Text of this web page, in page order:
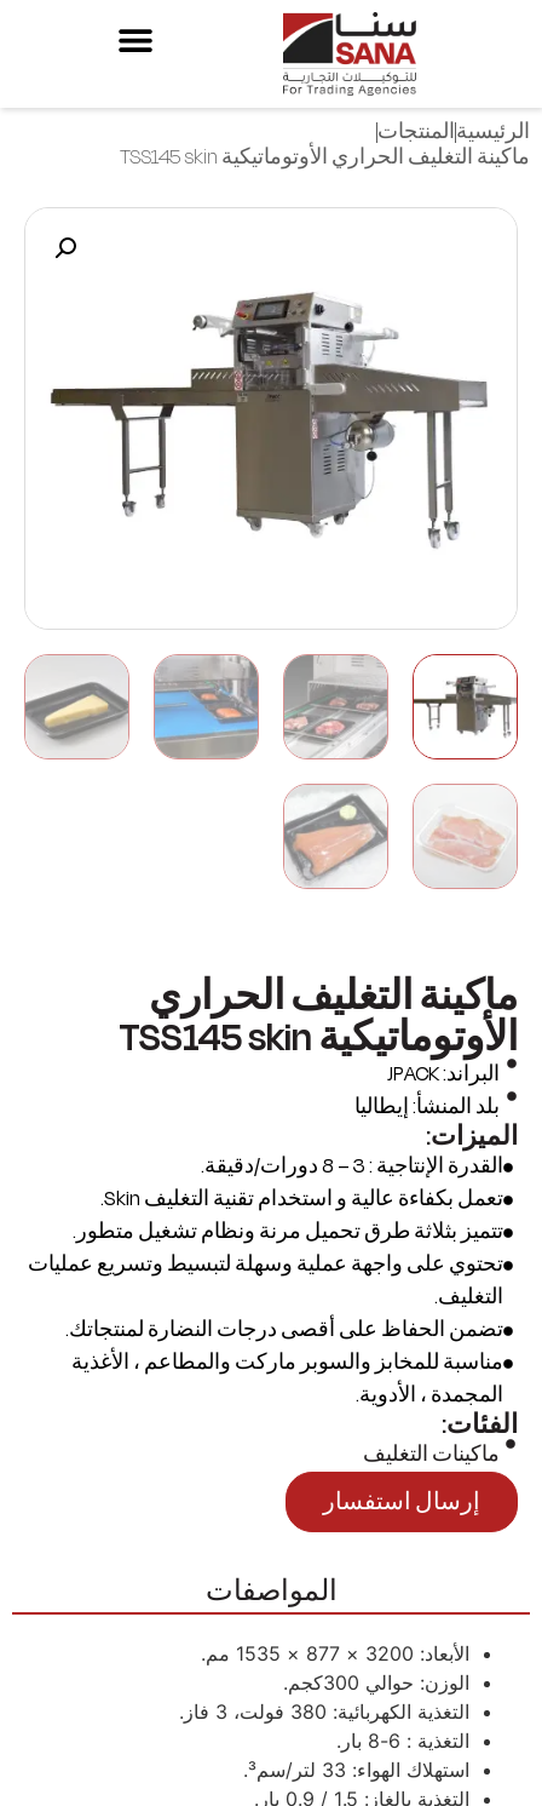
الرئيسيةالمنتجات
ماكينة التغليف الحراري الأوتوماتيكية TSS145 skin
ماكينة التغليف الحراري
الأوتوماتيكية TSS145 skin
البراند: JPACK
بلد المنشأ: إيطاليا
الميزات:
القدرة الإنتاجية : 3 – 8 دورات/دقيقة.
تعمل بكفاءة عالية و استخدام تقنية التغليف Skin.
تتميز بثلاثة طرق تحميل مرنة ونظام تشغيل متطور.
تحتوي على واجهة عملية وسهلة لتبسيط وتسريع عمليات
التغليف.
تضمن الحفاظ على أقصى درجات النضارة لمنتجاتك.
مناسبة للمخابز والسوبر ماركت والمطاعم ، الأغذية
المجمدة ، الأدوية.
الفئات:
ماكينات التغليف
إرسال استفسار
المواصفات
الأبعاد: 3200 × 877 × 1535 مم.
الوزن: حوالي 300كجم.
التغذية الكهربائية: 380 فولت، 3 فاز.
التغذية : 6-8 بار.
استهلاك الهواء: 33 لتر/سم³.
التغذية بالغاز: 1.5 / 0.9 بار.